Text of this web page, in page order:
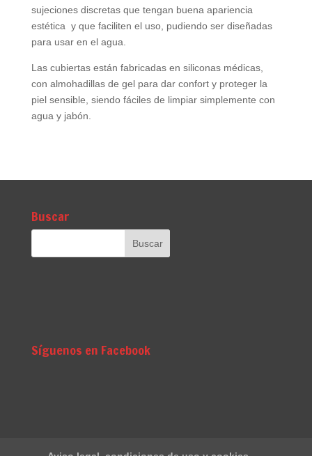
sujeciones discretas que tengan buena apariencia
estética y que faciliten el uso, pudiendo ser diseñadas
para usar en el agua.
Las cubiertas están fabricadas en siliconas médicas,
con almohadillas de gel para dar confort y proteger la
piel sensible, siendo fáciles de limpiar simplemente con
agua y jabón.
Buscar
Síguenos en Facebook